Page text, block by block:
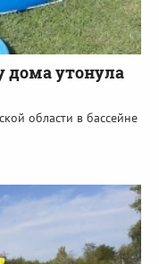
дома утонула
области в бассейне